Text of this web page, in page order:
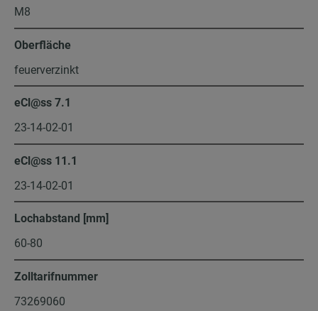
M8
Oberfläche
feuerverzinkt
eCl@ss 7.1
23-14-02-01
eCl@ss 11.1
23-14-02-01
Lochabstand [mm]
60-80
Zolltarifnummer
73269060